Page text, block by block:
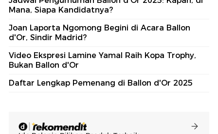
Mana, Siapa Kandidatnya?
Joan Laporta Ngomong Begini di Acara Ballon
d'Or, Sindir Madrid?
Video Ekspresi Lamine Yamal Raih Kopa Trophy,
Bukan Ballon d'Or
Daftar Lengkap Pemenang di Ballon d'Or 2025